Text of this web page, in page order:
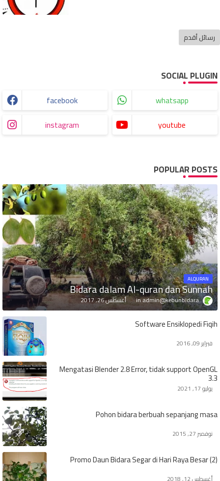
رسائل أقدم
SOCIAL PLUGIN
facebook
whatsapp
instagram
youtube
POPULAR POSTS
ALQURAN
Bidara dalam Al-quran dan Sunnah
admin@kebunbidara أغسطس 26, 2017
Software Ensiklopedi Fiqih
فبراير 09, 2016
Mengatasi Blender 2.8 Error, tidak support OpenGL
3.3
يوليو 17, 2021
Pohon bidara berbuah sepanjang masa
نوفمبر 27, 2015
Promo Daun Bidara Segar di Hari Raya Besar (2)